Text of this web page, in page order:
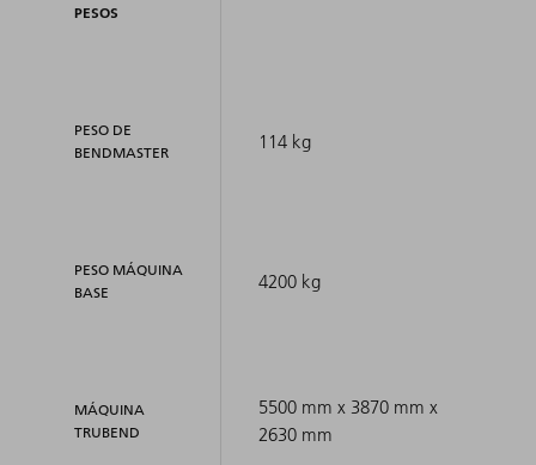
PESOS
PESO DE
BENDMASTER
PESO MÁQUINA
BASE
MÁQUINA
TRUBEND
114 kg
4200 kg
5500 mm x 3870 mm x
2630 mm